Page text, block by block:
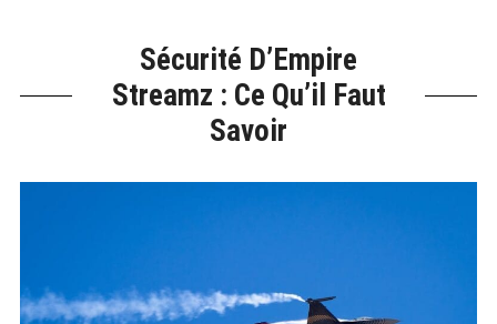
Sécurité D’Empire
Streamz : Ce Qu’il Faut
Savoir